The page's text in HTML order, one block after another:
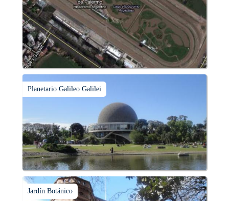
Planetario Galileo Galilei
Jardín Botánico